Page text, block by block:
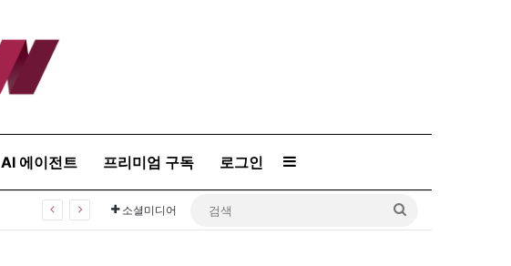
AI 에이전트 프리미엄 구독 로그인 Sidebar
소셜미디어